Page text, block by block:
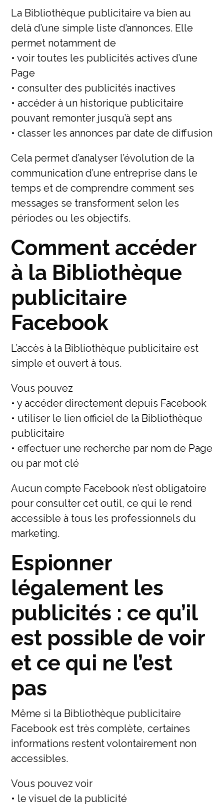
La Bibliothèque publicitaire va bien au
delà d’une simple liste d’annonces. Elle
permet notamment de
• voir toutes les publicités actives d’une
Page
• consulter des publicités inactives
• accéder à un historique publicitaire
pouvant remonter jusqu’à sept ans
• classer les annonces par date de diffusion
Cela permet d’analyser l’évolution de la
communication d’une entreprise dans le
temps et de comprendre comment ses
messages se transforment selon les
périodes ou les objectifs.
Comment accéder
à la Bibliothèque
publicitaire
Facebook
L’accès à la Bibliothèque publicitaire est
simple et ouvert à tous.
Vous pouvez
• y accéder directement depuis Facebook
• utiliser le lien officiel de la Bibliothèque
publicitaire
• effectuer une recherche par nom de Page
ou par mot clé
Aucun compte Facebook n’est obligatoire
pour consulter cet outil, ce qui le rend
accessible à tous les professionnels du
marketing.
Espionner
légalement les
publicités : ce qu’il
est possible de voir
et ce qui ne l’est
pas
Même si la Bibliothèque publicitaire
Facebook est très complète, certaines
informations restent volontairement non
accessibles.
Vous pouvez voir
• le visuel de la publicité